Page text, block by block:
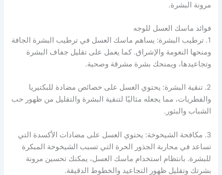
مرونة البشرة.
فوائد ماسك العسل للوجه
1. ترطيب البشرة: يساهم ماسك العسل في ترطيب البشرة الجافة
ومنحها النعومة والإشراق. كما يعمل على تقليل جفاف البشرة
وتجاعيدها، ويمنحك بشرة مشرقة وصحية.
2. تنقية البشرة: يحتوي العسل على خصائص مضادة للبكتيريا
والفطريات، مما يجعله مثاليًا لتنقية البشرة والتقليل من ظهور حب
الشباب والبثور.
3. مكافحة الشيخوخة: يحتوي العسل على مضادات الأكسدة التي
تساعد في محاربة الجذور الحرة التي تسبب الشيخوخة المبكرة
للبشرة. بانتظام استخدام ماسك العسل، يمكنك تحسين مرونة
بشرتك وتقليل ظهور التجاعيد والخطوط الدقيقة.